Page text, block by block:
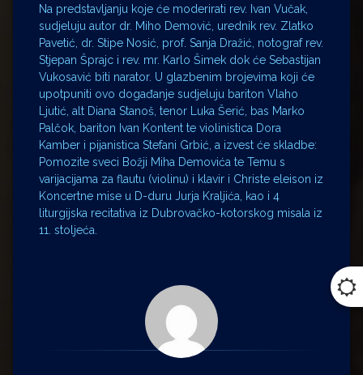
Na predstavljanju koje će moderirati rev. Ivan Vučak,
sudjeluju autor dr. Miho Demović, urednik rev. Zlatko
Pavetić, dr. Stipe Nosić, prof. Sanja Dražić, notograf rev.
Stjepan Šprajc i rev. mr. Karlo Šimek dok će Sebastijan
Vukosavić biti narator. U glazbenim brojevima koji će
upotpuniti ovo događanje sudjeluju bariton Vlaho
Ljutić, alt Diana Stanoš, tenor Luka Šerić, bas Marko
Palčok, bariton Ivan Kontent te violinistica Dora
Kamber i pijanistica Stefani Grbić, a izvest će skladbe:
Pomozite sveci Božji Miha Demovića te Temu s
varijacijama za flautu (violinu) i klavir i Christe eleison iz
Koncertne mise u D-duru Jurja Kraljića, kao i 4
liturgijska recitativa iz Dubrovačko-kotorskog misala iz
11. stoljeća.